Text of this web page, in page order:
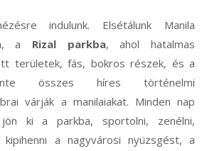
indulunk. Elsétálunk Manila
a Rizal parkba, ahol hatalmas
területek, fás, bokros részek, és a
összes híres történelmi
várják a manilaiakat. Minden nap
ki a parkba, sportolni, zenélni,
kipihenni a nagyvárosi nyüzsgést, a